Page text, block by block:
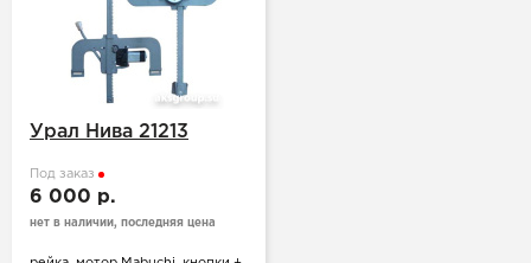
Урал Нива 21213
Под заказ
6 000 р.
нет в наличии, последняя цена